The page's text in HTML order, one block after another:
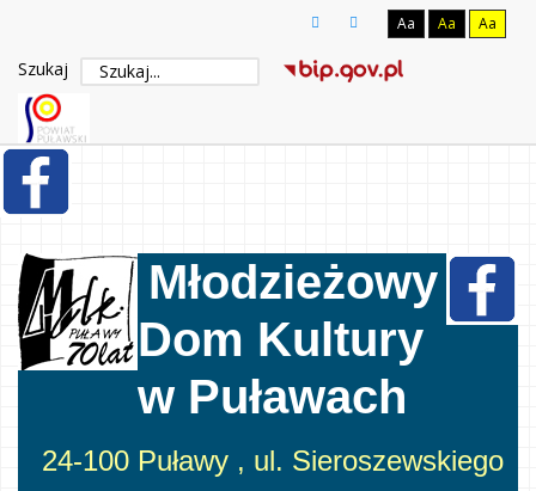
Aa Aa Aa
Szukaj
Młodzieżowy
Dom Kultury
w Puławach
24-100 Puławy , ul. Sieroszewskiego